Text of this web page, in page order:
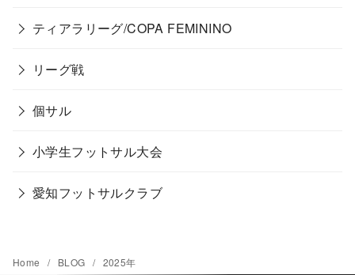
ティアラリーグ/COPA FEMININO
リーグ戦
個サル
小学生フットサル大会
愛知フットサルクラブ
Home BLOG 2025年